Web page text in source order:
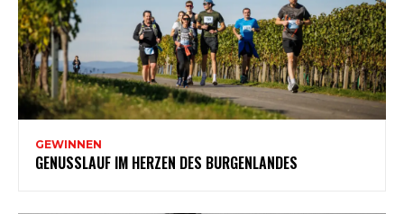
GEWINNEN
GENUSSLAUF IM HERZEN DES BURGENLANDES